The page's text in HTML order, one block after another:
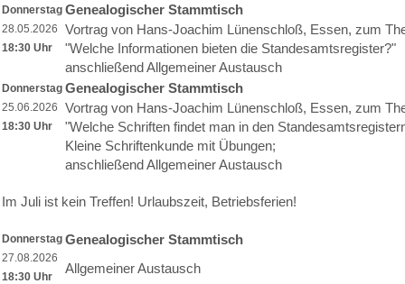
Donnerstag
28.05.2026
18:30 Uhr
Genealogischer Stammtisch
Vortrag von Hans-Joachim Lünenschloß, Essen, zum
"Welche Informationen bieten die Standesamtsregister?"
anschließend Allgemeiner Austausch
Donnerstag
25.06.2026
18:30 Uhr
Genealogischer Stammtisch
Vortrag von Hans-Joachim Lünenschloß, Essen, zum
"Welche Schriften findet man in den
Kleine Schriftenkunde mit Übungen;
anschließend Allgemeiner Austausch
Im Juli ist kein Treffen! Urlaubszeit, Betriebsferien!
Donnerstag
27.08.2026
18:30 Uhr
Genealogischer Stammtisch
Allgemeiner Austausch